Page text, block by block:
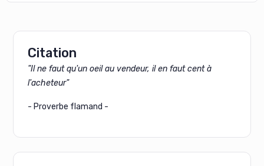
Citation
"Il ne faut qu'un oeil au vendeur, il en faut cent à
l'acheteur"
- Proverbe flamand -